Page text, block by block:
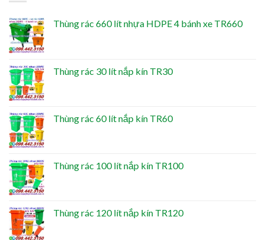
Thùng rác 660 lít nhựa HDPE 4 bánh xe TR660
Thùng rác 30 lít nắp kín TR30
Thùng rác 60 lít nắp kín TR60
Thùng rác 100 lít nắp kín TR100
Thùng rác 120 lít nắp kín TR120